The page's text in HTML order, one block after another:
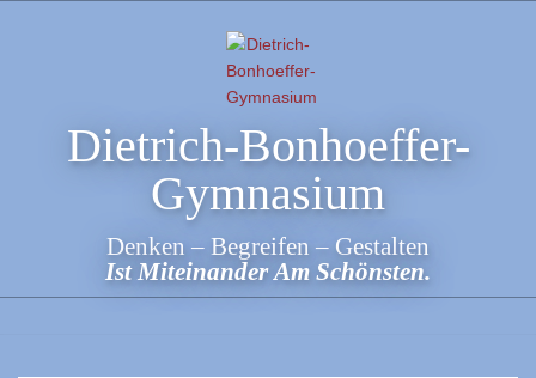
Dietrich-Bonhoeffer-
Gymnasium
Denken – Begreifen – Gestalten
Ist Miteinander Am Schönsten.